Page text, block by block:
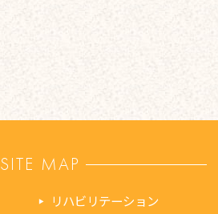
SITE MAP
リハビリテーション